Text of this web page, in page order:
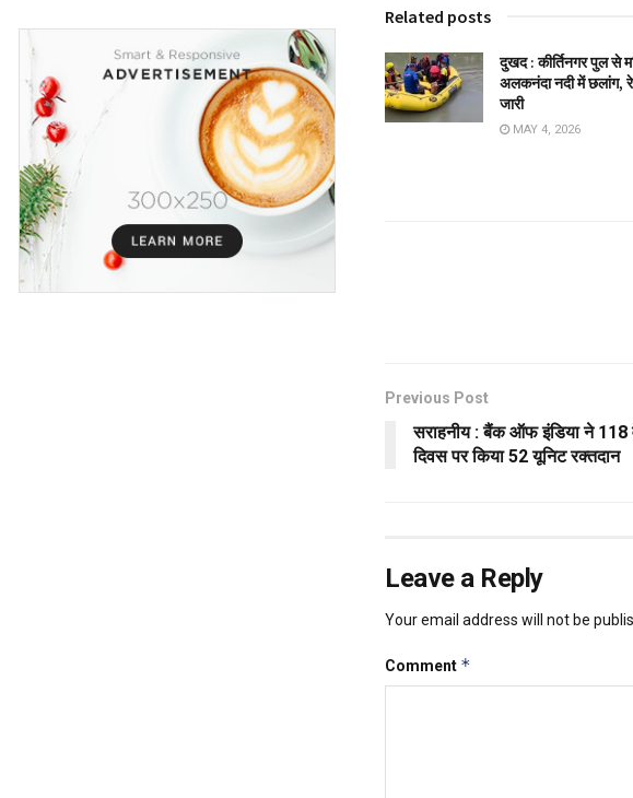
Related posts
दुखद : कीर्तिनगर पुल से
अलकनंदा नदी में छलांग,
जारी
MAY 4, 2026
Previous Post
सराहनीय : बैंक ऑफ इंडिया ने 118
दिवस पर किया 52 यूनिट रक्तदान
Leave a Reply
Your email address will not be
Comment *